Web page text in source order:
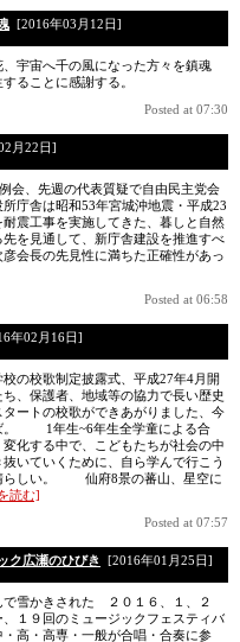
[2016年03月12日]
宇宙へ千の風になった方々を鎮魂
ることに感謝する。
Posted at 07:30
月22日]
会、先週の代表質疑で自由民主党会
庁舎は昭和53年宮城沖地震・平成23
震工事を実施してきた、暮しと自然
を見通して、新庁舎建設を推進すべ
会長の先見性に満ちた正確性があっ
Posted at 06:58
年02月16日]
の校歌制定披露式、平成27年4月開
、保護者、地域等の協力で長い歴史
タートの校歌ができあがりました、今
。 1年生~6年生全学童による合
化する中で、こどもたちが社会の中
いていくために、自ら学んで行こう
らしい。 仙府8景の蕃山、星空に
読む]
Posted at 07:57
ク広瀬のひびき [2016年01月25日]
雪かきされた ２０１６、１、２
、１９回のミュージックフェスティバ
高・高専・一般が合唱・合奏に参